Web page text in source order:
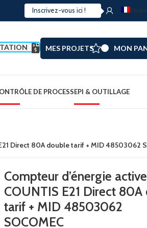
MES PROJETS MON
DE PROCESSEPI & OUTILLAGE
Direct 80A double tarif + MID 48503062
Compteur d’énergie active
COUNTIS E21 Direct
tarif + MID 48503062
SOCOMEC